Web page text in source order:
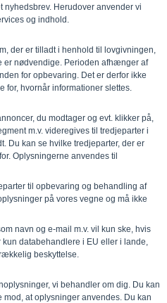
nyhedsbrev. Herudover anvender vi
og indhold.
der er tilladt i henhold til lovgivningen,
er nødvendige. Perioden afhænger af
for opbevaring. Det er derfor ikke
for, hvornår informationer slettes.
du modtager og evt. klikker på,
m.v. videregives til tredjeparter i
Du kan se hvilke tredjeparter, der er
Oplysningerne anvendes til
til opbevaring og behandling af
på vores vegne og må ikke
navn og e-mail m.v. vil kun ske, hvis
databehandlere i EU eller i lande,
beskyttelse.
vi behandler om dig. Du kan
at oplysninger anvendes. Du kan